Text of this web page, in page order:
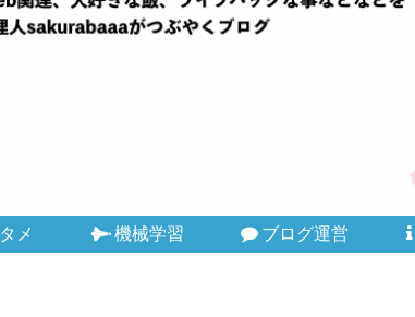
メ 機械学習 ブログ運営